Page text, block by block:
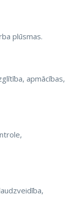
plūsmas.
apmācības,